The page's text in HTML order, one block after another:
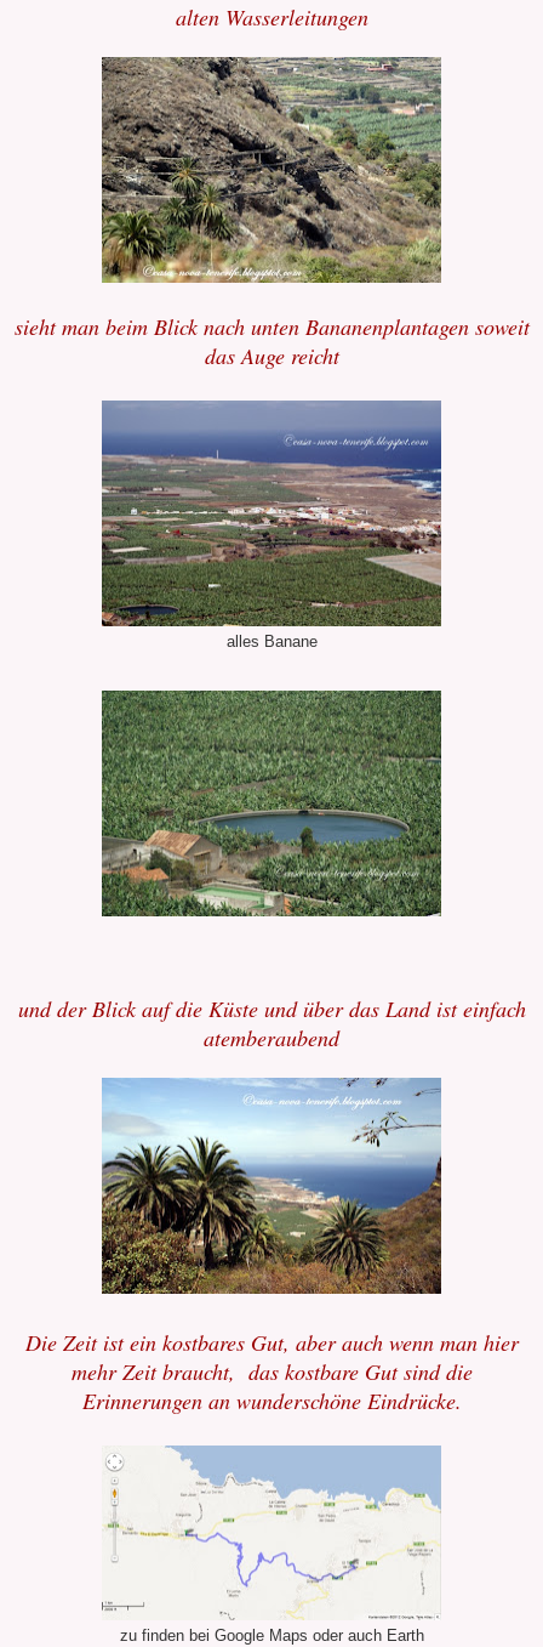
alten Wasserleitungen
sieht man beim Blick nach unten Bananenplantagen soweit
das Auge reicht
alles Banane
und der Blick auf die Küste und über das Land ist einfach
atemberaubend
Die Zeit ist ein kostbares Gut, aber auch wenn man hier
mehr Zeit braucht, das kostbare Gut sind die
Erinnerungen an wunderschöne Eindrücke.
zu finden bei Google Maps oder auch Earth